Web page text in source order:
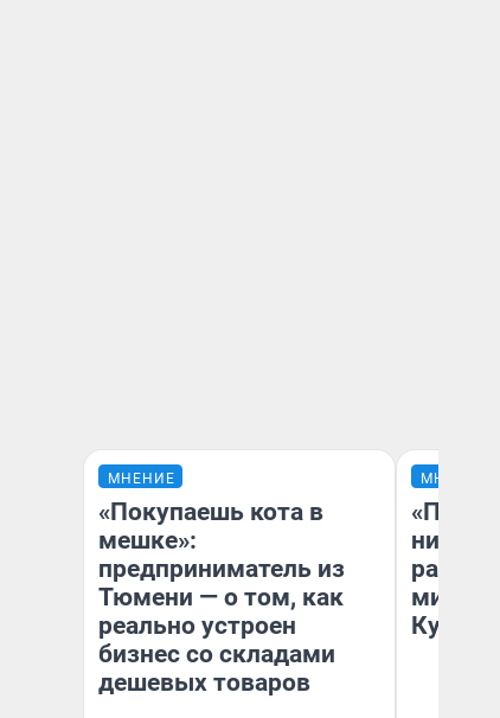
МНЕНИЕ
«Покупаешь кота в
мешке»:
предприниматель из
Тюмени — о том, как
реально устроен
бизнес со складами
дешевых товаров
МНЕНИЕ
Кузи в